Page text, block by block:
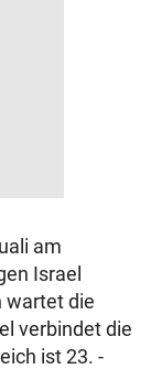
am
Israel
wartet die
verbindet die
ist 23. -